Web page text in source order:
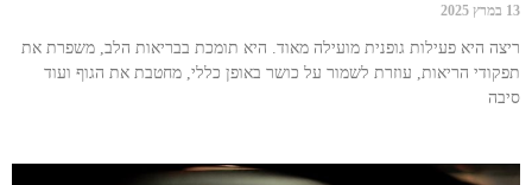
13 במרץ 2025
ריצה היא פעילות גופנית מועילה מאוד. היא תומכת בבריאות הלב, משפרת את
תפקודי הריאות, עוזרת לשמור על כושר באופן כללי, מחטבת את הגוף ועוד
סיבה